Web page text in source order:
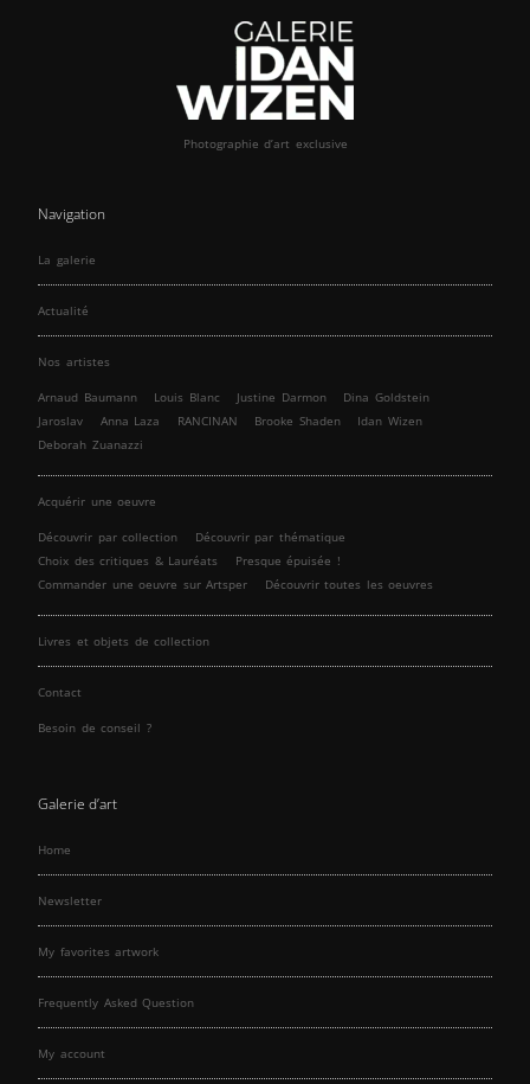
Photographie d’art exclusive
Navigation
La galerie
Actualité
Nos artistes
Arnaud Baumann Louis Blanc Justine Darmon
Dina Goldstein
Jaroslav
Anna Laza RANCINAN Brooke Shaden
Idan Wizen
Deborah Zuanazzi
Acquérir une oeuvre
Découvrir par collection
Découvrir par thématique
Choix des critiques & Lauréats
Presque épuisée !
Commander une oeuvre sur Artsper
Découvrir toutes les oeuvres
Livres et objets de collection
Contact
Besoin de conseil ?
Galerie d’art
Home
Newsletter
My favorites artwork
Frequently Asked Question
My account